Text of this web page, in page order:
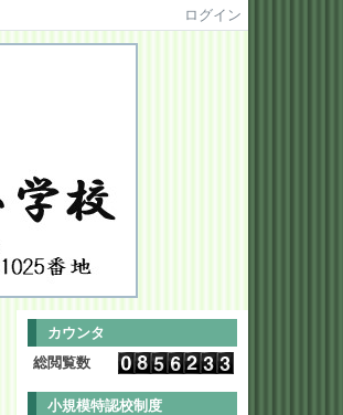
ログイン
カウンタ
総閲覧数
小規模特認校制度